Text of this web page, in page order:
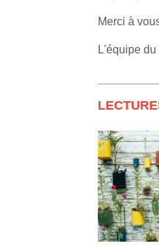
Merci à
L'équipe